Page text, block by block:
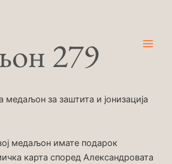
279
медаљон за заштита и јонизација
медаљон имате подарок
карта според Александровата